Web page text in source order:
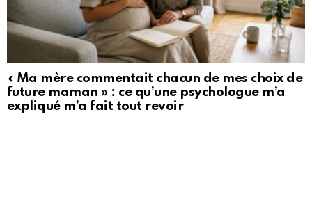
« Ma mère commentait chacun de mes choix de
future maman » : ce qu’une psychologue m’a
expliqué m’a fait tout revoir